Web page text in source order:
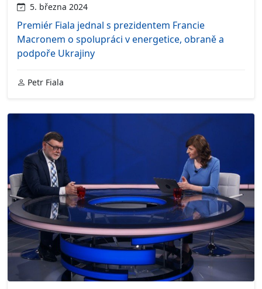
5. března 2024
Premiér Fiala jednal s prezidentem Francie
Macronem o spolupráci v energetice, obraně a
podpoře Ukrajiny
Petr Fiala